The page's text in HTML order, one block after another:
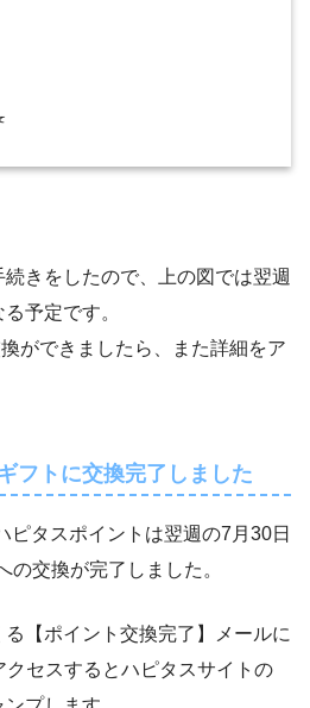
きをしたので、上の図では翌週
予定です。
ができましたら、また詳細をア
フトに交換完了しました
ピタスポイントは翌週の7月30日
の交換が完了しました。
【ポイント交換完了】メールに
セスするとハピタスサイトの